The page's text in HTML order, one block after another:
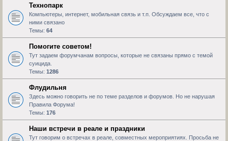
Технопарк
Компьютеры, интернет, мобильная связь и т.п. Обсуждаем все, что с
ними связано
Темы: 64
Помогите советом!
Тут задаем форумчанам вопросы, которые не связаны прямо с темой
суицида.
Темы: 1286
Флудильня
Здесь можно говорить не по теме разделов и форумов. Но не нарушая
Правила Форума!
Темы: 176
Наши встречи в реале и праздники
Тут говорим о встречах в реале, совместных мероприятиях. Просьба не